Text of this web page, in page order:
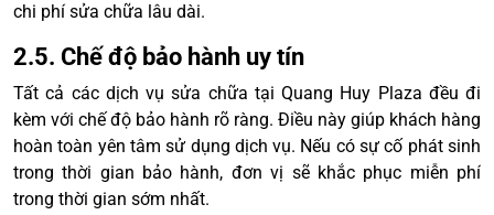
chi phí sửa chữa lâu dài.
2.5. Chế độ bảo hành uy tín
Tất cả các dịch vụ sửa chữa tại Quang Huy Plaza đều đi
kèm với chế độ bảo hành rõ ràng. Điều này giúp khách hàng
hoàn toàn yên tâm sử dụng dịch vụ. Nếu có sự cố phát sinh
trong thời gian bảo hành, đơn vị sẽ khắc phục miễn phí
trong thời gian sớm nhất.